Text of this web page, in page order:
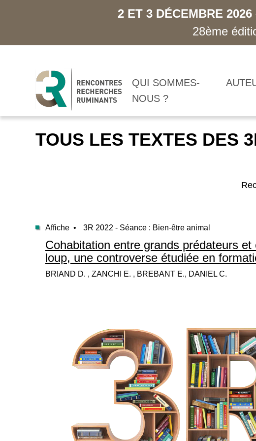
2 ET 3 DÉCEMBRE
28ème
QUI SOMMES-
NOUS ?
TOUS LES TEXTES DES
Affiche • 3R 2022 - Séance : Bien-être animal
Cohabitation entre grands prédateurs
loup, une controverse étudiée en
BRIAND D. , ZANCHI E. , BREBANT E., DANIEL C.